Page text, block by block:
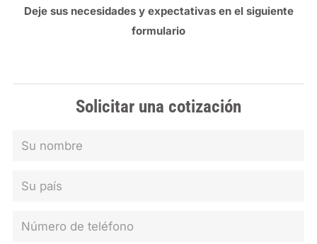
Deje sus necesidades y expectativas en el siguiente
formulario
Solicitar una cotización